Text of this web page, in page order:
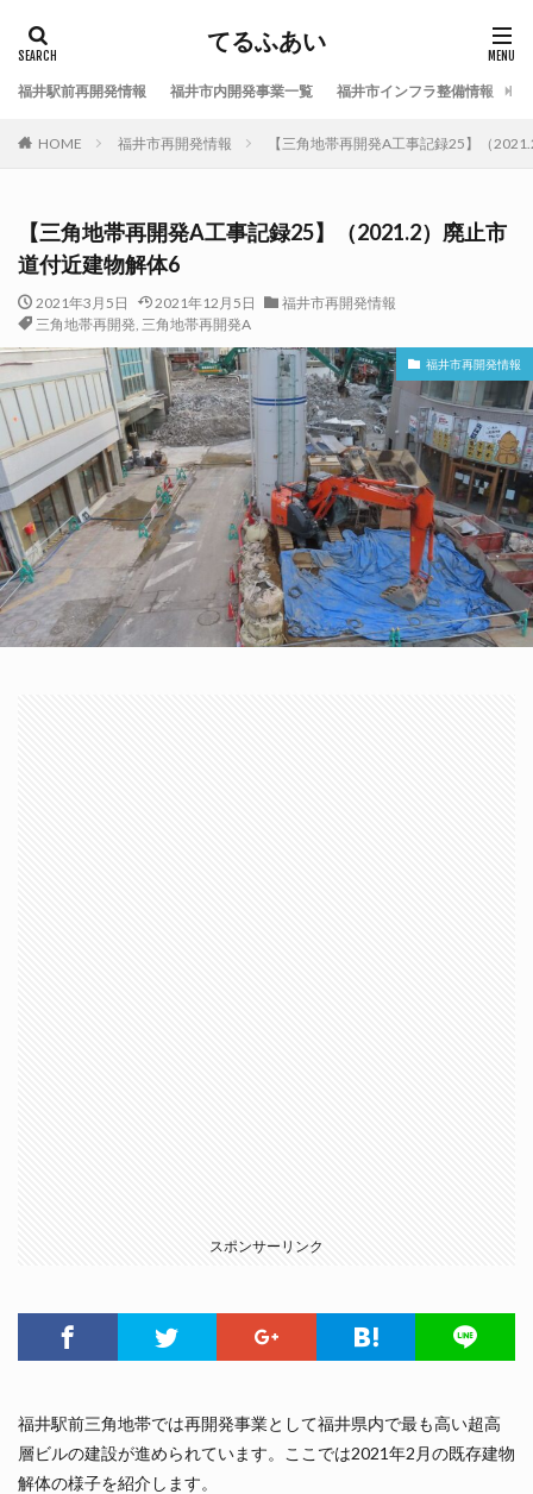
てるふあい
福井駅前再開発情報 福井市内開発事業一覧 福井市インフラ整備情報
HOME 福井市再開発情報 【三角地帯再開発A工事記録25】（
【三角地帯再開発A工事記録25】（2021.2）廃止市
道付近建物解体6
2021年3月5日 2021年12月5日
福井市再開発情報
三角地帯再開発, 三角地帯再開発A
福井市再開発情報
スポンサーリンク
福井駅前三角地帯では再開発事業として福井県内で最も高い超高
層ビルの建設が進められています。ここでは2021年2月の既存建物
解体の様子を紹介します。